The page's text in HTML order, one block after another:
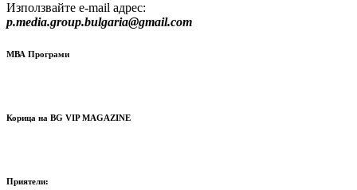
Използвайте e-mail адрес:
p.media.group.bulgaria@gmail.com
МВА Програми
Корица на BG VIP MAGAZINE
Приятели: